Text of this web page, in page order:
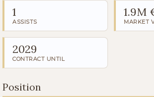
1
ASSISTS
1.9M
MARKET
2029
CONTRACT UNTIL
Position